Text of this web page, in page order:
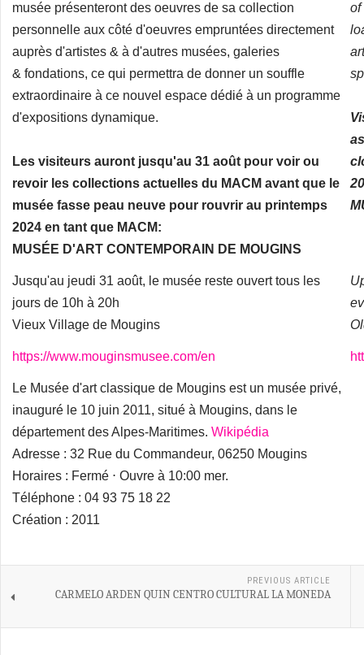
musée présenteront des oeuvres de sa collection
personnelle aux côté d'oeuvres empruntées directement
auprès d'artistes & à d'autres musées, galeries
& fondations, ce qui permettra de donner un souffle
extraordinaire à ce nouvel espace dédié à un programme
d'expositions dynamique.
Les visiteurs auront jusqu'au 31 août pour voir ou
revoir les collections actuelles du MACM avant que le
musée fasse peau neuve pour rouvrir au printemps
2024 en tant que MACM:
MUSÉE D'ART CONTEMPORAIN DE MOUGINS
of
Jusqu'au jeudi 31 août, le musée reste ouvert tous les
jours de 10h à 20h
Vieux Village de Mougins
https://www.mouginsmusee.com/en
Le Musée d'art classique de Mougins est un musée privé,
inauguré le 10 juin 2011, situé à Mougins, dans le
département des Alpes-Maritimes.Wikipédia
Adresse : 32 Rue du Commandeur, 06250 Mougins
Horaires : Fermé ⋅ Ouvre à 10:00 mer.
Téléphone : 04 93 75 18 22
Création : 2011
PREVIOUS ARTICLE
CARMELO ARDEN QUIN CENTRO CULTURAL LA MONEDA